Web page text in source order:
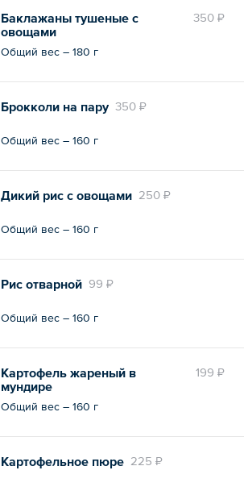
350 ₽
Баклажаны тушеные с
овощами
Общий вес – 180 г
350 ₽
Брокколи на пару
Общий вес – 160 г
250 ₽
Дикий рис с овощами
Общий вес – 160 г
99 ₽
Рис отварной
Общий вес – 160 г
199 ₽
Картофель жареный в
мундире
Общий вес – 160 г
225 ₽
Картофельное пюре